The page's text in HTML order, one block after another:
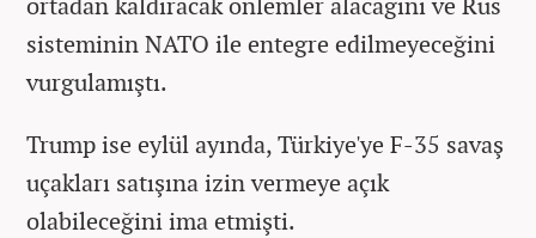
sisteminin NATO ile entegre edilmeyeceğini
vurgulamıştı.
Trump ise eylül ayında, Türkiye'ye F-35 savaş
uçakları satışına izin vermeye açık
olabileceğini ima etmişti.